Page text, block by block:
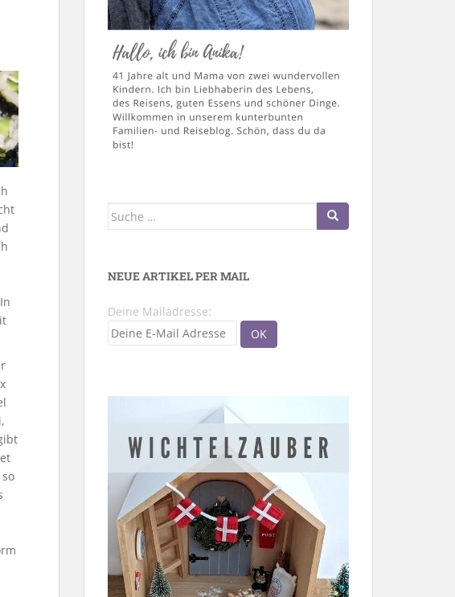
Suche
NEUE ARTIKEL PER MAIL
Deine Mailadresse: